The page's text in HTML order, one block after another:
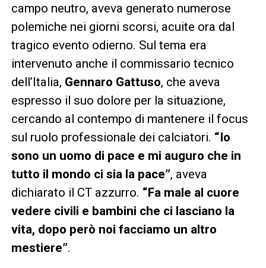
campo neutro, aveva generato numerose
polemiche nei giorni scorsi, acuite ora dal
tragico evento odierno. Sul tema era
intervenuto anche il commissario tecnico
dell’Italia, Gennaro Gattuso, che aveva
espresso il suo dolore per la situazione,
cercando al contempo di mantenere il focus
sul ruolo professionale dei calciatori. “Io
sono un uomo di pace e mi auguro che in
tutto il mondo ci sia la pace”, aveva
dichiarato il CT azzurro. “Fa male al cuore
vedere civili e bambini che ci lasciano la
vita, dopo però noi facciamo un altro
mestiere”.